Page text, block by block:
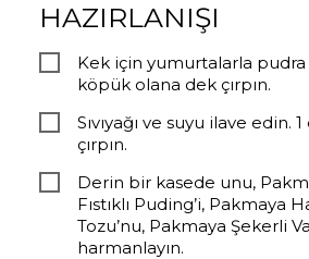
HAZIRLANIŞI
Kek için yumurtalarla
köpük olana dek çırpın.
Sıvıyağı ve suyu ilave edin.
çırpın.
Derin bir kasede unu,
Fıstıklı Puding’i, Pakmaya
Tozu’nu, Pakmaya Şekerli
harmanlayın.